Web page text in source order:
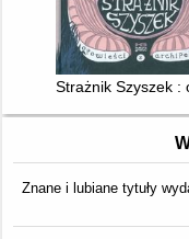
Strażnik Szyszek :
Znane i lubiane tytuły